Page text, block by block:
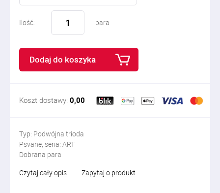
Ilość: para
Dodaj do koszyka
Koszt dostawy: 0,00
Typ: Podwójna trioda
Psvane, seria: ART
Dobrana para
Czytaj cały opis
Zapytaj o produkt